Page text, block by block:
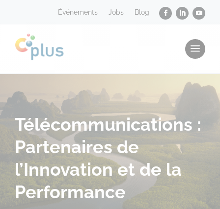
Événements Jobs Blog
a
Télécommunications :
Partenaires de
l’Innovation et de la
Performance